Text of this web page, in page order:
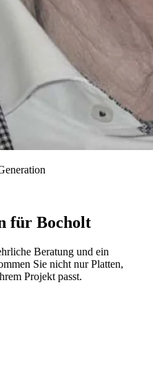
für Bocholt
Beratung und ein
Sie nicht nur Platten,
Projekt passt.